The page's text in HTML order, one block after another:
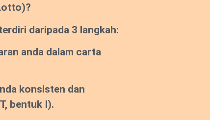
daripada 3 langkah:
anda dalam carta
konsisten dan
bentuk I).